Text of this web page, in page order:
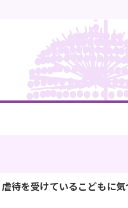
待を受けているこどもに